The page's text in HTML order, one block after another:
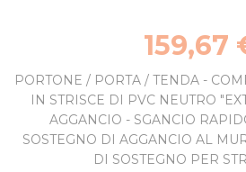
159,67
PORTONE / PORTA / TENDA -
IN STRISCE DI PVC NEUTRO
AGGANCIO - SGANCIO
SOSTEGNO DI AGGANCIO AL
DI SOSTEGNO PER